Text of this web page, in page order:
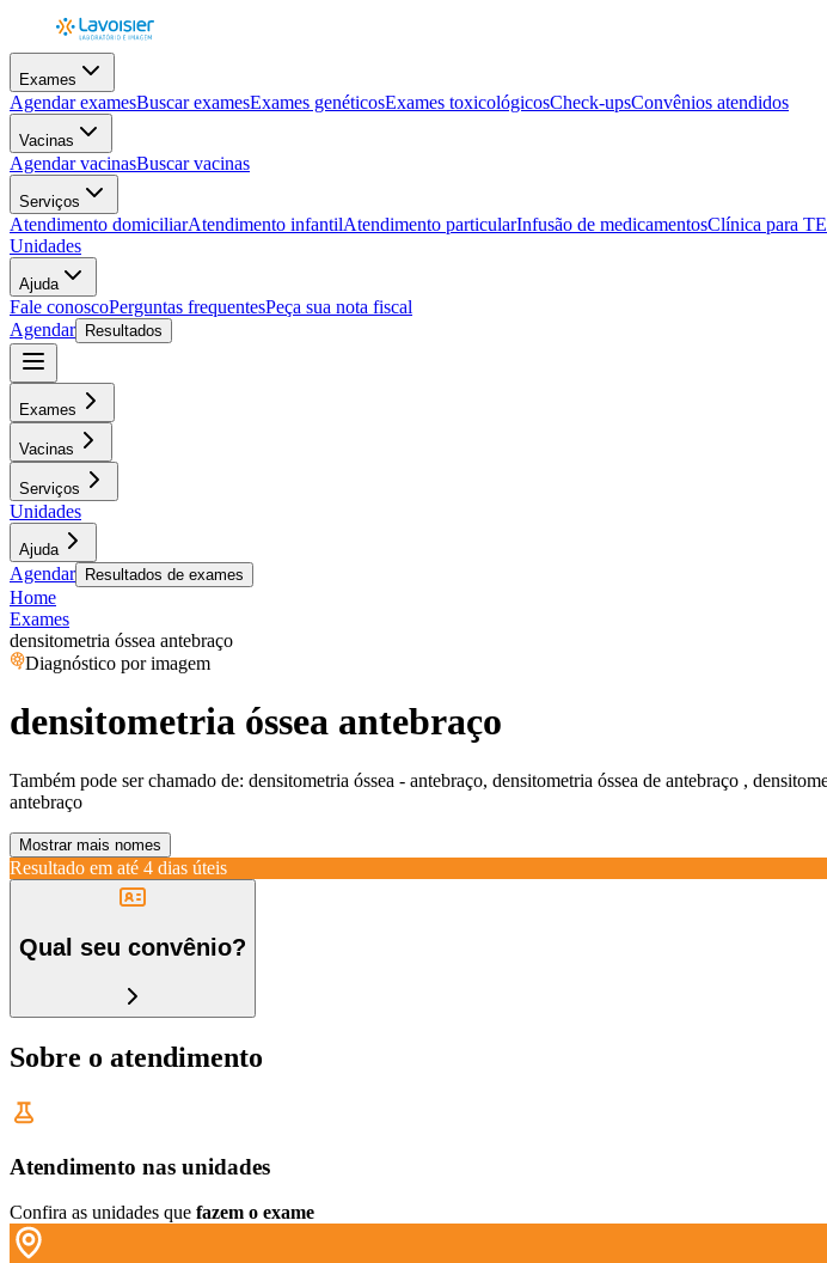
Exames
Agendar examesBuscar examesExames genéticosExames toxicológicosCheck-upsConvênios atendidos
Vacinas
Agendar vacinasBuscar vacinas
Serviços
Atendimento domiciliarAtendimento infantilAtendimento particularInfusão de medicamentosClínica para
Unidades
Ajuda
Fale conoscoPerguntas frequentesPeça sua nota fiscal
Agendar
Resultados
Exames
Vacinas
Serviços
Unidades
Ajuda
Agendar Resultados de exames
Home
Exames
densitometria óssea antebraço
Diagnóstico por imagem
densitometria óssea antebraço
Também pode ser chamado de: densitometria óssea - antebraço, densitometria óssea de antebraço ,
antebraço
Mostrar mais nomes
Resultado em até 4 dias úteis
Qual seu convênio?
Sobre o atendimento
Atendimento nas unidades
Confira as unidades que fazem o exame